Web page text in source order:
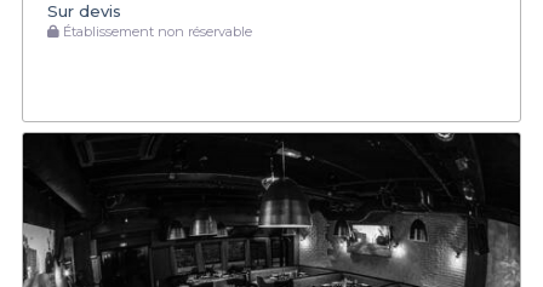
Sur devis
Établissement non réservable